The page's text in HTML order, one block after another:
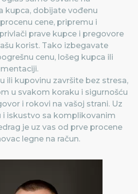
kupca, dobijate vođenu
cene, pripremu i
prave kupce i pregovore
korist. Tako izbegavate
cenu, lošeg kupca ili
ili kupovinu završite bez stresa,
u svakom koraku i sigurnošću
i rokovi na vašoj strani. Uz
i iskustvo sa komplikovanim
je uz vas od prve procene
legne na račun.